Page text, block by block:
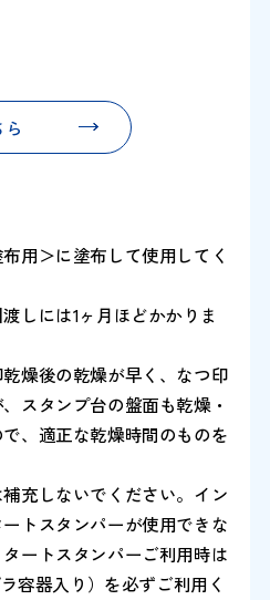
用＞に塗布して使用してく
しには1ヶ月ほどかかりま
燥後の乾燥が早く、なつ印
スタンプ台の盤面も乾燥・
、適正な乾燥時間のものを
充しないでください。イン
トスタンパーが使用できな
ートスタンパーご利用時は
容器入り）を必ずご利用く